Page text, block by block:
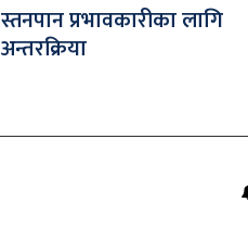
स्तनपान प्रभावकारीका लागि
अन्तरक्रिया